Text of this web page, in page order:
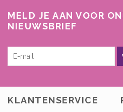
MELD JE AAN VOOR
NIEUWSBRIEF
KLANTENSERVICE